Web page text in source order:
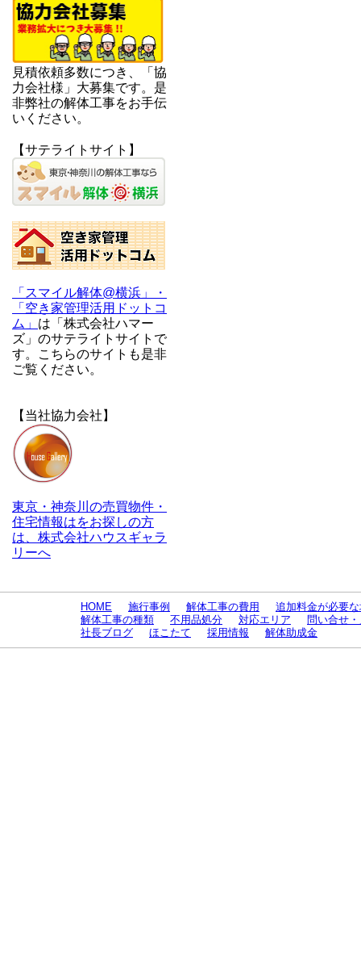
見積依頼多数につき、「協
力会社様」大募集です。是
非弊社の解体工事をお手伝
いください。
【サテライトサイト】
「スマイル解体@横浜」・
「空き家管理活用ドットコ
ム」 は「株式会社ハマー
ズ」のサテライトサイトで
す。こちらのサイトも是非
ご覧ください。
【当社協力会社】
東京・神奈川の売買物件・
住宅情報はをお探しの方
は、株式会社ハウスギャラ
リーへ
HOME 施行事例 解体工事の費用
追加料金が必要
解体工事の種類
不用品処分 対応エリア
問い合せ
社長ブログ
ほこたて 採用情報 解体助成金